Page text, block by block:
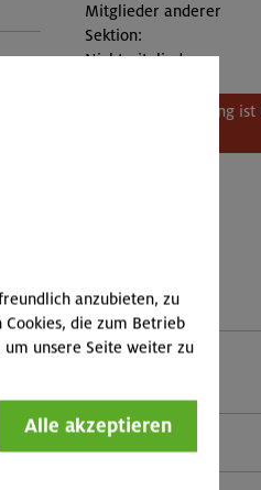
Mitglieder anderer
Sektion:
Nichtmitglieder:
Diese Veranstaltung
anzubieten, zu
Cookies, die zum Betrieb
unsere Seite weiter zu
Alle akzeptieren